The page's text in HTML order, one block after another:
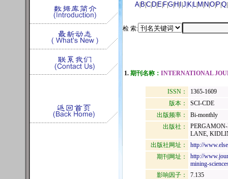
A B C D E FG H J K L M N O P Q
检 索:
1. 期刊名称： INTERNATIONAL
ISSN：
1365-1609
版本：
SCI-CDE
出版频率：
Bi-monthly
出版社：
LANE,
出版社网址：
http://
期刊网址：
http://
mining-
影响因子：
7.135